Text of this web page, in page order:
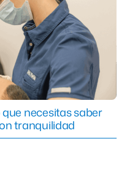
necesitas saber
tranquilidad